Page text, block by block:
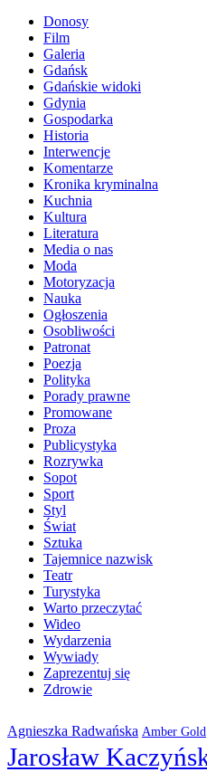
Donosy
Film
Galeria
Gdańsk
Gdańskie widoki
Gdynia
Gospodarka
Historia
Interwencje
Komentarze
Kronika kryminalna
Kuchnia
Kultura
Literatura
Media o nas
Moda
Motoryzacja
Nauka
Ogłoszenia
Osobliwości
Patronat
Poezja
Polityka
Porady prawne
Promowane
Proza
Publicystyka
Rozrywka
Sopot
Sport
Styl
Świat
Sztuka
Tajemnice nazwisk
Teatr
Turystyka
Warto przeczytać
Wideo
Wydarzenia
Wywiady
Zaprezentuj się
Zdrowie
Agnieszka Radwańska Amber Gold
Jarosław